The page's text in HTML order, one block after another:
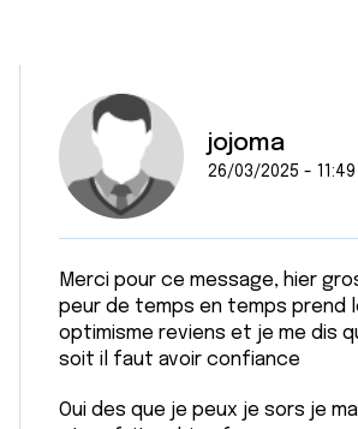
jojoma
26/03/2025 - 11:49
Merci pour ce message, hier
peur de temps en temps prend
optimisme reviens et je me dis
soit il faut avoir confiance
Oui des que je peux je sors je